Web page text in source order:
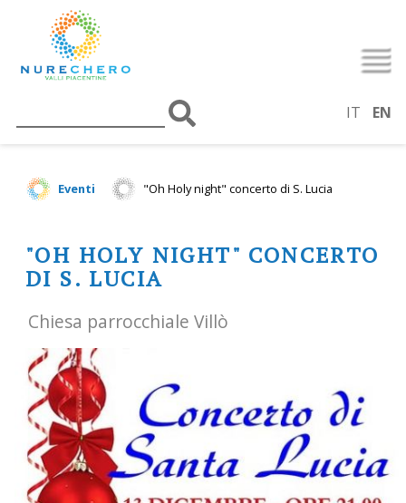
IT EN
Eventi "Oh Holy night" concerto di S. Lucia
"OH HOLY NIGHT" CONCERTO
DI S. LUCIA
Chiesa parrocchiale Villò